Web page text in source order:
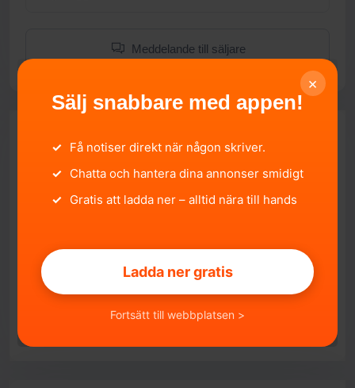
Meddelande till säljare
Mercedes ml280 2007 A-traktor
Skåne län, Staffanstorp.2026-07-04 19:04:20
59 000 SEK
×
Sälj snabbare med appen!
✓ Få notiser direkt när någon skriver.
✓ Chatta och hantera dina annonser smidigt
✓ Gratis att ladda ner – alltid nära till hands
Ladda ner gratis
Fortsätt till webbplatsen >